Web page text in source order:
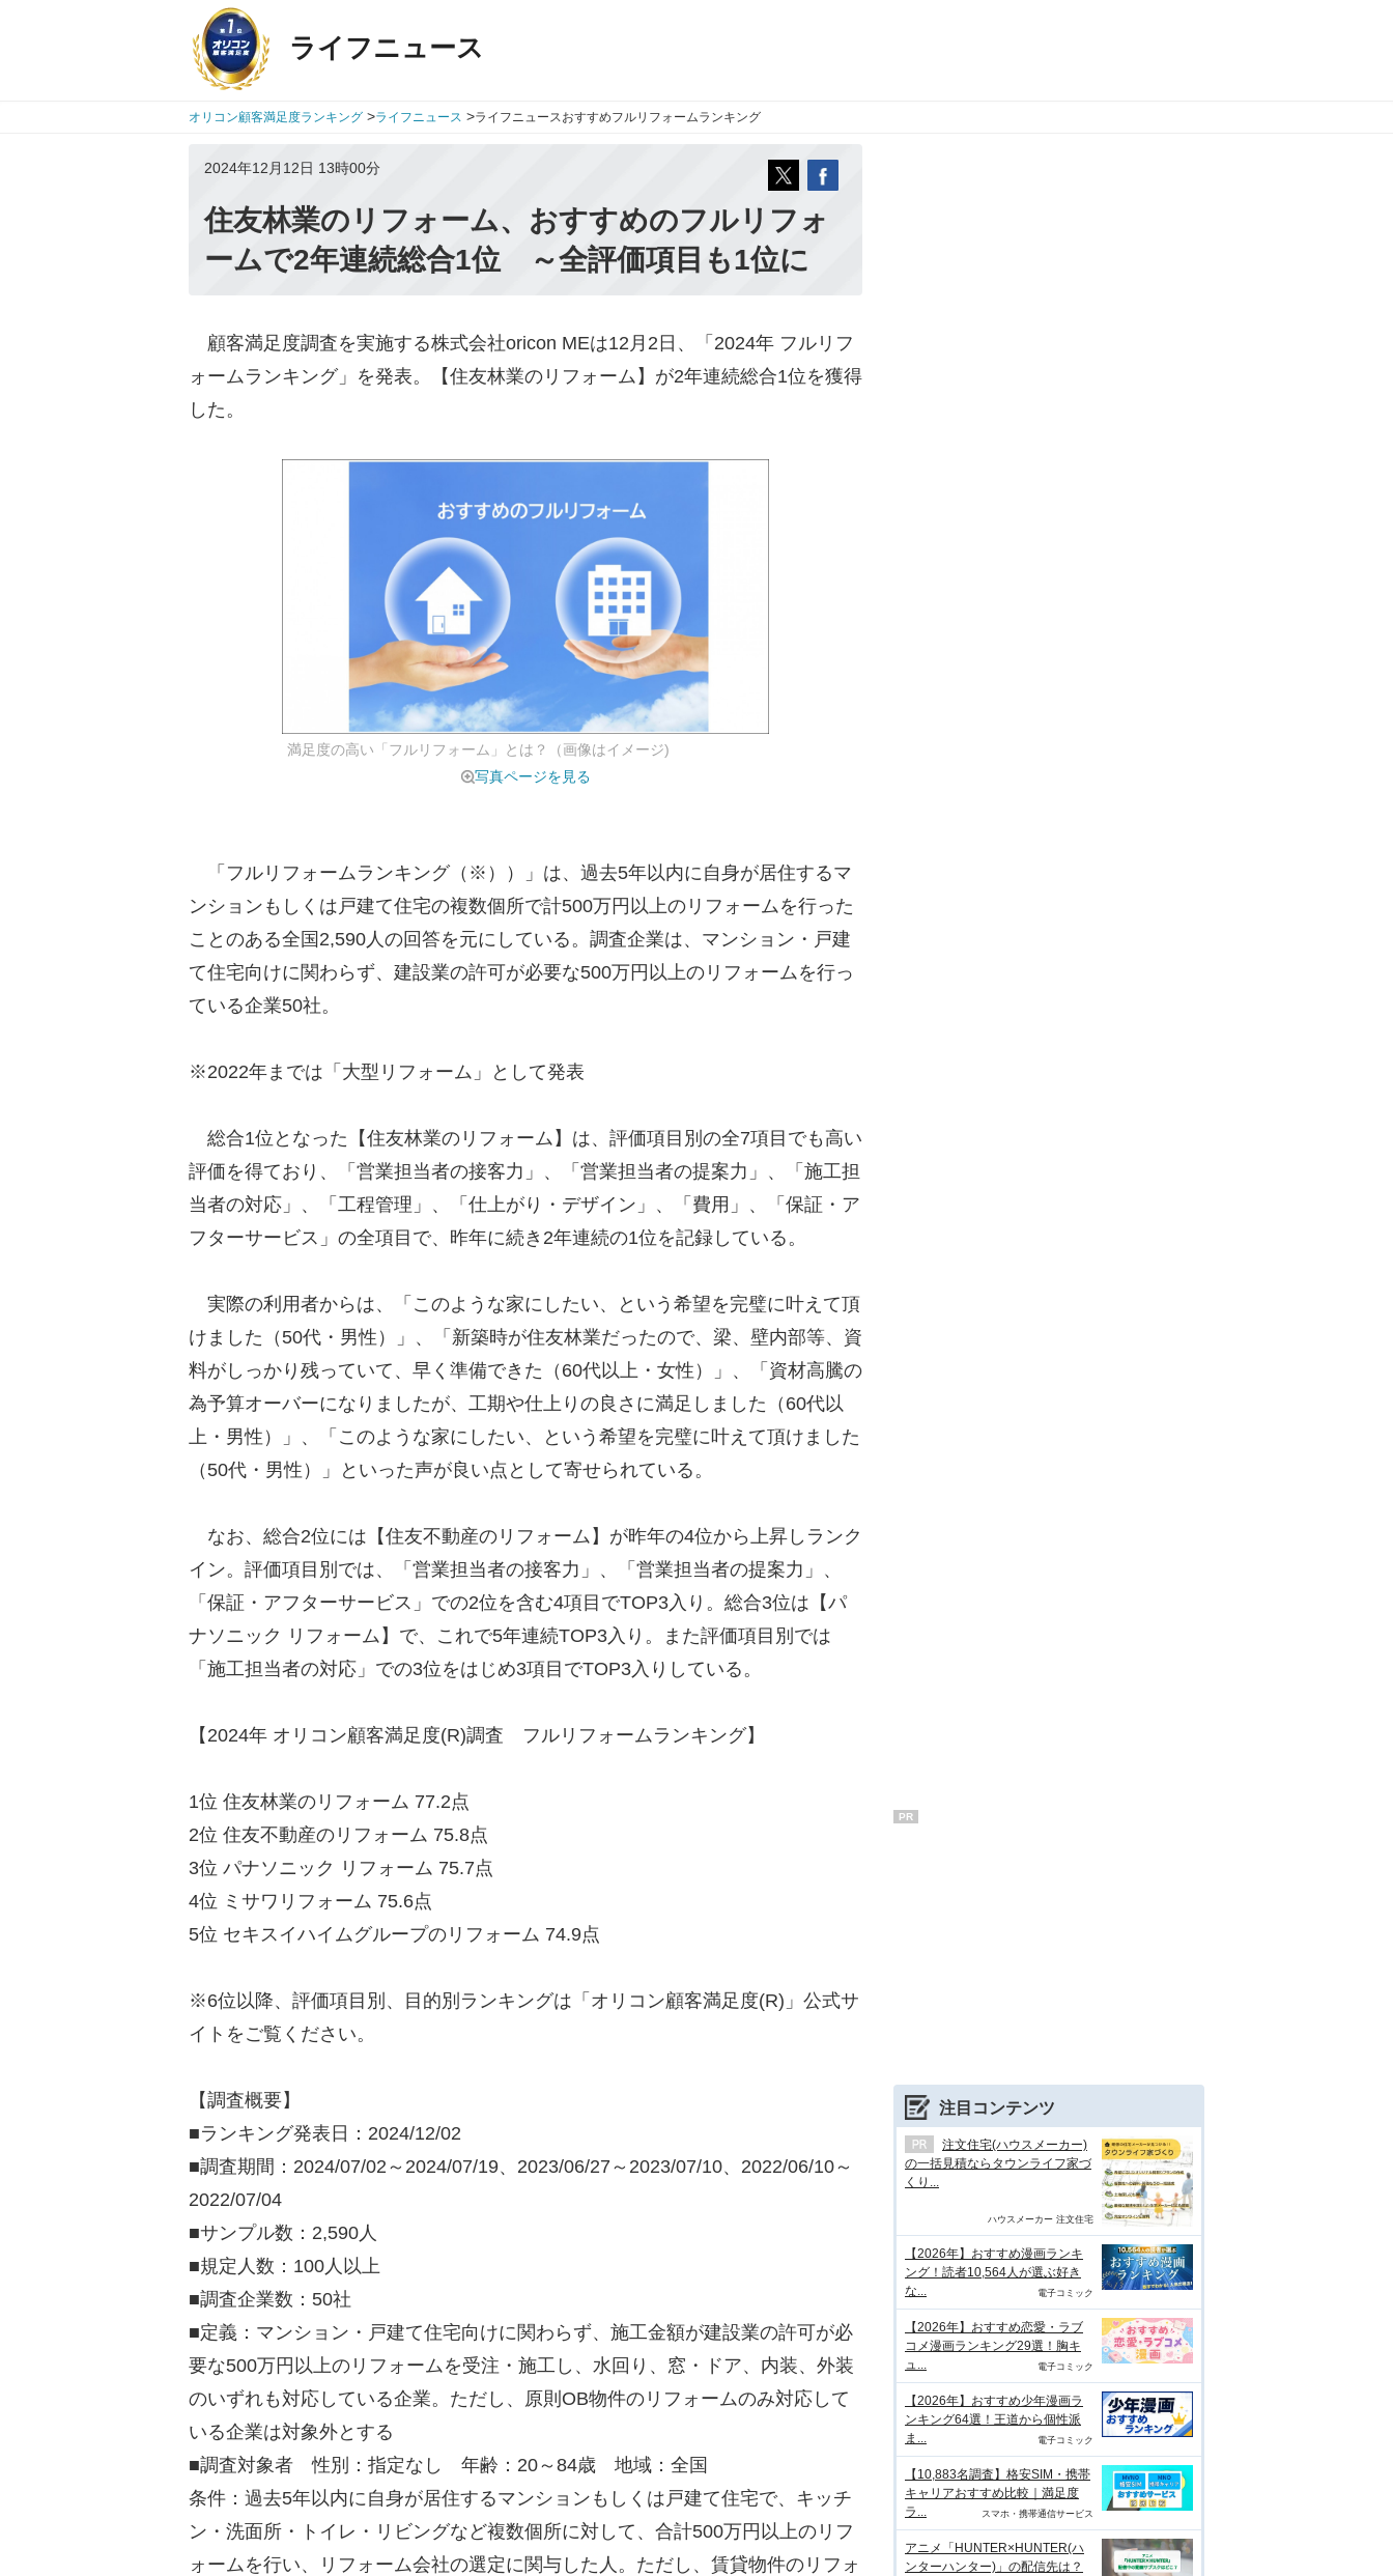
ライフニュース
オリコン顧客満足度ランキング >ライフニュース >ライフニュースおすすめフルリフォームランキング
2024年12月12日 13時00分
住友林業のリフォーム、おすすめのフルリフォ
ームで2年連続総合1位 ～全評価項目も1位に
顧客満足度調査を実施する株式会社oricon MEは12月2日、「2024年 フルリフ
ォームランキング」を発表。【住友林業のリフォーム】が2年連続総合1位を獲得
した。
満足度の高い「フルリフォーム」とは？（画像はイメージ)
写真ページを見る
「フルリフォームランキング（※））」は、過去5年以内に自身が居住するマ
ンションもしくは戸建て住宅の複数個所で計500万円以上のリフォームを行った
ことのある全国2,590人の回答を元にしている。調査企業は、マンション・戸建
て住宅向けに関わらず、建設業の許可が必要な500万円以上のリフォームを行っ
ている企業50社。
※2022年までは「大型リフォーム」として発表
総合1位となった【住友林業のリフォーム】は、評価項目別の全7項目でも高い
評価を得ており、「営業担当者の接客力」、「営業担当者の提案力」、「施工担
当者の対応」、「工程管理」、「仕上がり・デザイン」、「費用」、「保証・ア
フターサービス」の全項目で、昨年に続き2年連続の1位を記録している。
実際の利用者からは、「このような家にしたい、という希望を完璧に叶えて頂
けました（50代・男性）」、「新築時が住友林業だったので、梁、壁内部等、資
料がしっかり残っていて、早く準備できた（60代以上・女性）」、「資材高騰の
為予算オーバーになりましたが、工期や仕上りの良さに満足しました（60代以
上・男性）」、「このような家にしたい、という希望を完璧に叶えて頂けました
（50代・男性）」といった声が良い点として寄せられている。
なお、総合2位には【住友不動産のリフォーム】が昨年の4位から上昇しランク
イン。評価項目別では、「営業担当者の接客力」、「営業担当者の提案力」、
「保証・アフターサービス」での2位を含む4項目でTOP3入り。総合3位は【パ
ナソニック リフォーム】で、これで5年連続TOP3入り。また評価項目別では
「施工担当者の対応」での3位をはじめ3項目でTOP3入りしている。
【2024年 オリコン顧客満足度(R)調査 フルリフォームランキング】
1位 住友林業のリフォーム 77.2点
2位 住友不動産のリフォーム 75.8点
3位 パナソニック リフォーム 75.7点
4位 ミサワリフォーム 75.6点
5位 セキスイハイムグループのリフォーム 74.9点
※6位以降、評価項目別、目的別ランキングは「オリコン顧客満足度(R)」公式サ
イトをご覧ください。
【調査概要】
■ランキング発表日：2024/12/02
■調査期間：2024/07/02～2024/07/19、2023/06/27～2023/07/10、2022/06/10～
2022/07/04
■サンプル数：2,590人
■規定人数：100人以上
■調査企業数：50社
■定義：マンション・戸建て住宅向けに関わらず、施工金額が建設業の許可が必
要な500万円以上のリフォームを受注・施工し、水回り、窓・ドア、内装、外装
のいずれも対応している企業。ただし、原則OB物件のリフォームのみ対応して
いる企業は対象外とする
■調査対象者 性別：指定なし 年齢：20～84歳 地域：全国
条件：過去5年以内に自身が居住するマンションもしくは戸建て住宅で、キッチ
ン・洗面所・トイレ・リビングなど複数個所に対して、合計500万円以上のリフ
ォームを行い、リフォーム会社の選定に関与した人。ただし、賃貸物件のリフォ
PR
注目コンテンツ
注文住宅(ハウスメーカー)
の一括見積ならタウンライフ家づ
くり...
ハウスメーカー 注文住宅
【2026年】おすすめ漫画ランキ
ング！読者10,564人が選ぶ好き
な...
電子コミック
【2026年】おすすめ恋愛・ラブ
コメ漫画ランキング29選！胸キ
ュ...
電子コミック
【2026年】おすすめ少年漫画ラ
ンキング64選！王道から個性派
ま...
電子コミック
【10,883名調査】格安SIM・携帯
キャリアおすすめ比較｜満足度
ラ...
スマホ・携帯通信サービス
アニメ「HUNTER×HUNTER(ハ
ンターハンター)」の配信先は？